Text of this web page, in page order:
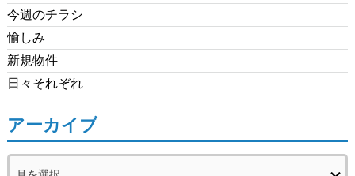
今週のチラシ
愉しみ
新規物件
日々それぞれ
アーカイブ